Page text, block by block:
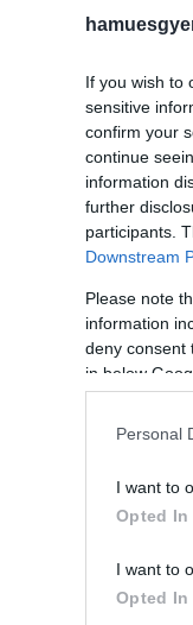
If you wish to
sensitive
confirm your
continue
information
further
participants.
Downstream
Please note
information
deny consent
in below
Personal
I want to
Opted In
I want to
Opted In
napkitörések
térbe.
univerzumban is
lövell ki
szagú bolygót